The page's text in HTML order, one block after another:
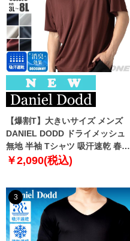
【爆割T】大きいサイズ メンズ
DANIEL DODD ドライメッシュ
無地 半袖 Tシャツ 吸汗速乾 春夏
新作 tjt-2602dry5 【fre】
￥2,090(税込)
3